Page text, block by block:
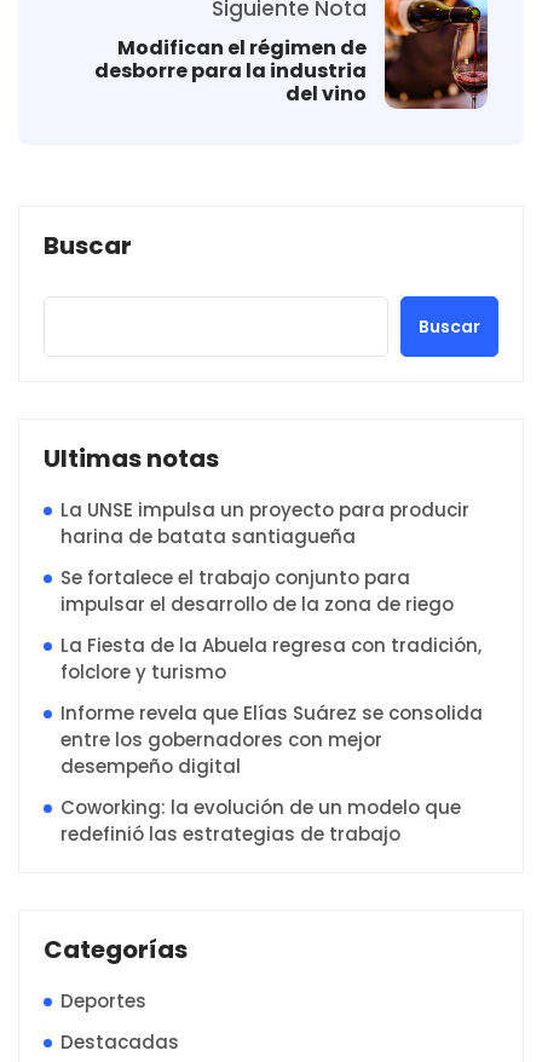
Siguiente Nota
Modifican el régimen de
desborre para la industria
del vino
Buscar
Buscar
Ultimas notas
La UNSE impulsa un proyecto para producir
harina de batata santiagueña
Se fortalece el trabajo conjunto para
impulsar el desarrollo de la zona de riego
La Fiesta de la Abuela regresa con tradición,
folclore y turismo
Informe revela que Elías Suárez se consolida
entre los gobernadores con mejor
desempeño digital
Coworking: la evolución de un modelo que
redefinió las estrategias de trabajo
Categorías
Deportes
Destacadas